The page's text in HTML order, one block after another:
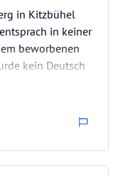
in Kitzbühel
in keiner
beworbenen
kein Deutsch
auf
mit Google-
60 Personen